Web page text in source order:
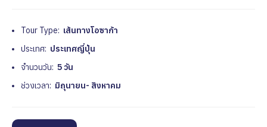
Tour Type: เส้นทางโอซาก้า
ประเทศ: ประเทศญี่ปุ่น
จำนวนวัน: 5 วัน
ช่วงเวลา: มิถุนายน- สิงหาคม